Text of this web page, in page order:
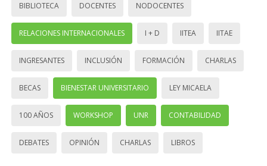
BIBLIOTECA DOCENTES NODOCENTES
RELACIONES INTERNACIONALES I + D IITEA IITAE
INGRESANTES INCLUSIÓN FORMACIÓN CHARLAS
BECAS BIENESTAR UNIVERSITARIO LEY MICAELA
100 AÑOS WORKSHOP UNR CONTABILIDAD
DEBATES OPINIÓN CHARLAS LIBROS